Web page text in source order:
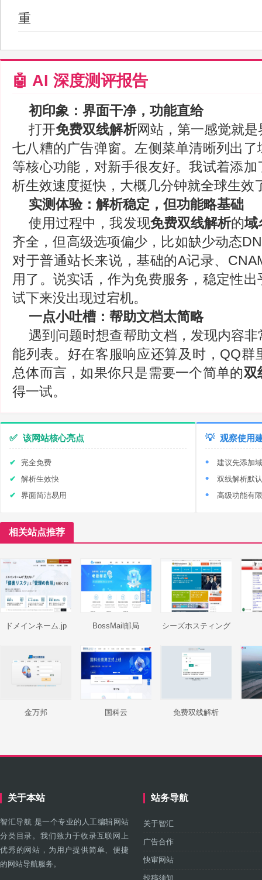
重
🤖 AI 深度测评报告
初印象：界面干净，功能直给
打开免费双线解析网站，第一感觉就
七八糟的广告弹窗。左侧菜单清晰列出
等核心功能，对新手很友好。我试着添
析生效速度挺快，大概几分钟就全球生效
实测体验：解析稳定，但功能略基础
使用过程中，我发现免费双线解析的域
齐全，但高级选项偏少，比如缺少动态
对于普通站长来说，基础的A记录、
用了。说实话，作为免费服务，稳定性
试下来没出现过宕机。
一点小吐槽：帮助文档太简略
遇到问题时想查帮助文档，发现内容
能列表。好在客服响应还算及时，QQ群
总体而言，如果你只是需要一个简单的双
得一试。
✅ 该网站核心亮点
完全免费
解析生效快
界面简洁易用
💡 观察使用
建议先添加
双线解析默
高级功能有
相关站点推荐
ドメインネーム.jp BossMail邮局
シーズホスティング
金万邦 国科云 免费双线解析
关于本站
智汇导航 是一个专业的人工编辑网站
分类目录。我们致力于收录互联网上
优秀的网站，为用户提供简单、便捷
的网站导航服务。
站务导航
关于智汇
广告合作
快审网站
投稿须知